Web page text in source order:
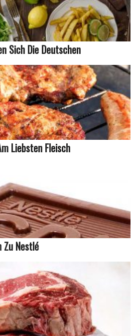
Sich Die Deutschen
Liebsten Fleisch
Zu Nestlé